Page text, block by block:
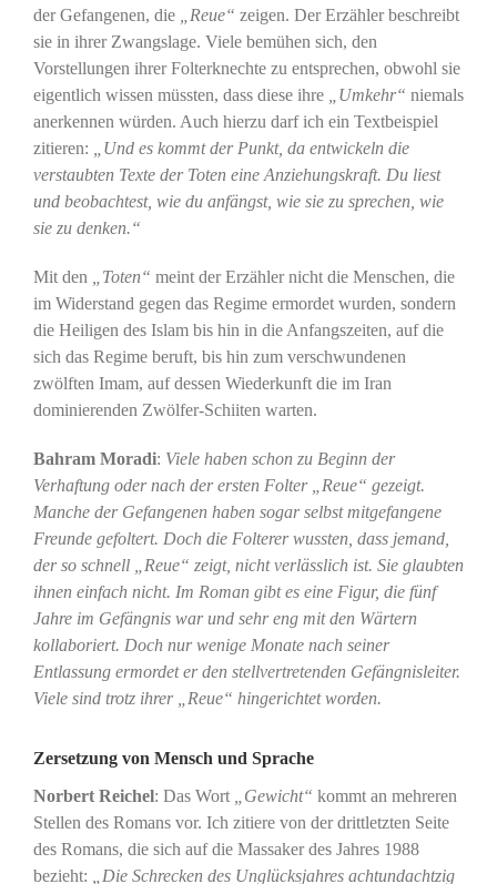
der Gefangenen, die
„Reue“ zeigen. Der Erzähler beschreibt
sie in ihrer Zwangslage. Viele bemühen sich, den
Vorstellungen ihrer Folterknechte zu entsprechen, obwohl sie
eigentlich wissen müssten, dass diese ihre
„Umkehr“ niemals
anerkennen würden. Auch hierzu darf ich ein Textbeispiel
zitieren:
„Und es kommt der Punkt, da entwickeln die
verstaubten Texte der Toten eine Anziehungskraft. Du liest
und beobachtest, wie du anfängst, wie sie zu sprechen, wie
sie zu denken.“
Mit den „Toten“ meint der Erzähler nicht die Menschen, die
im Widerstand gegen das Regime ermordet wurden, sondern
die Heiligen des Islam bis hin in die Anfangszeiten, auf die
sich das Regime beruft, bis hin zum verschwundenen
zwölften Imam, auf dessen Wiederkunft die im Iran
dominierenden Zwölfer-Schiiten warten.
Bahram Moradi: Viele haben schon zu Beginn der
Verhaftung oder nach der ersten Folter „Reue“ gezeigt.
Manche der Gefangenen haben sogar selbst mitgefangene
Freunde gefoltert. Doch die Folterer wussten, dass jemand,
der so schnell „Reue“ zeigt, nicht verlässlich ist. Sie glaubten
ihnen einfach nicht. Im Roman gibt es eine Figur, die fünf
Jahre im Gefängnis war und sehr eng mit den Wärtern
kollaboriert. Doch nur wenige Monate nach seiner
Entlassung ermordet er den stellvertretenden Gefängnisleiter.
Viele sind trotz ihrer „Reue“ hingerichtet worden.
Zersetzung von Mensch und Sprache
Norbert Reichel: Das Wort „Gewicht“ kommt an mehreren
Stellen des Romans vor. Ich zitiere von der drittletzten Seite
des Romans, die sich auf die Massaker des Jahres 1988
bezieht:
„Die Schrecken des Unglücksjahres achtundachtzig